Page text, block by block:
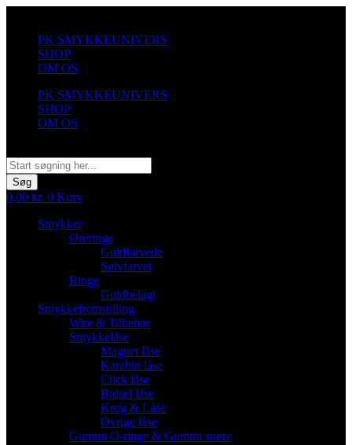
indholdPK SMYKKEUNIVERS
SHOP
OM OS
PK SMYKKEUNIVERS
SHOP
OM OS
Søg
0,00 kr. 0 Kurv
Smykker
Øreringe
Guldfarvede
Sølvfarvet
Ringe
Guldbelagt
Smykkefremstilling
Wire & Tilbehør
Smykkelåse
Magnet låse
Karabin låse
Click låse
Bidsel låse
Krog & Låse
Øvrige låse
Gummi O-ringe & Gummi snøre